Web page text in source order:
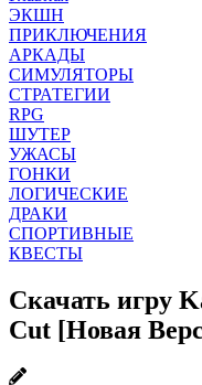
ЭКШН
ПРИКЛЮЧЕНИЯ
АРКАДЫ
СИМУЛЯТОРЫ
СТРАТЕГИИ
RPG
ШУТЕР
УЖАСЫ
ГОНКИ
ЛОГИЧЕСКИЕ
ДРАКИ
СПОРТИВНЫЕ
КВЕСТЫ
Скачать игру
Cut [Новая